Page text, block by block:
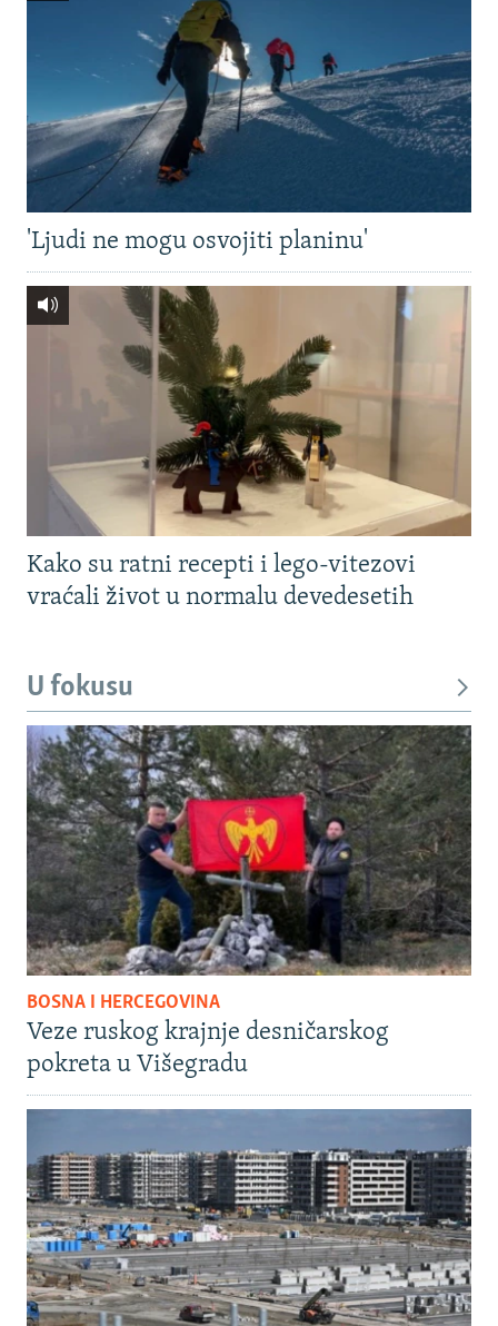
'Ljudi ne mogu osvojiti planinu'
Kako su ratni recepti i lego-vitezovi
vraćali život u normalu devedesetih
U fokusu
BOSNA I HERCEGOVINA
Veze ruskog krajnje desničarskog
pokreta u Višegradu